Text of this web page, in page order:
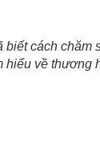
cách chăm
về thương